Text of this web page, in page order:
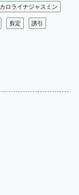
カロライナジャスミン
剪定 誘引